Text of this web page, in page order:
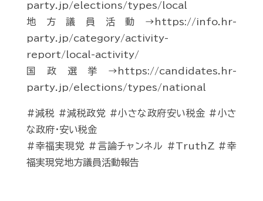
party.jp/elections/types/local
地方議員活動→https://info.hr-
party.jp/category/activity-
report/local-activity/
国政選挙→https://candidates.hr-
party.jp/elections/types/national
#減税 #減税政党 #小さな政府安い税金 #小さ
な政府・安い税金
#幸福実現党 #言論チャンネル #TruthZ #幸
福実現党地方議員活動報告